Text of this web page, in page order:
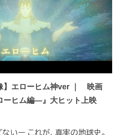
】エローヒム神ver ｜ 映画
ーヒム編―』大ヒット上映
いー これが、真実の地球史。